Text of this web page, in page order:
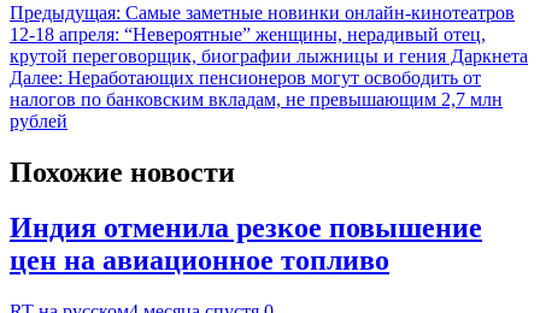
Предыдущая: Самые заметные новинки онлайн-кинотеатров
12-18 апреля: “Невероятные” женщины, нерадивый отец,
крутой переговорщик, биографии лыжницы и гения Даркнета
Далее: Неработающих пенсионеров могут освободить от
налогов по банковским вкладам, не превышающим 2,7 млн
рублей
Похожие новости
Индия отменила резкое повышение
цен на авиационное топливо